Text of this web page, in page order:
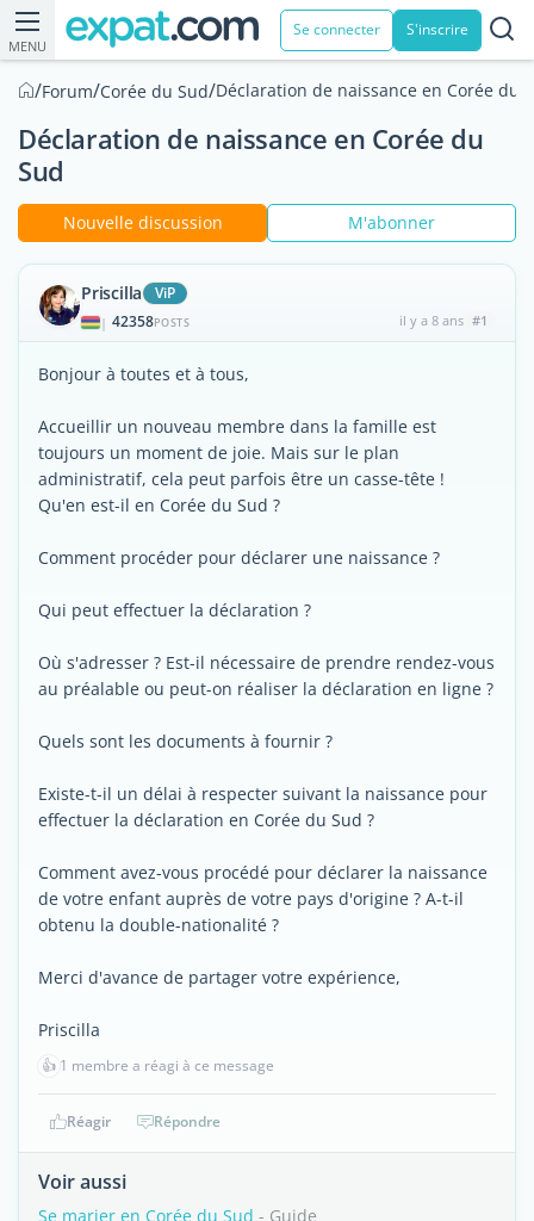
MENU
Se connecter S'inscrire
/Forum/Corée du Sud/Déclaration de naissance en Corée du
Déclaration de naissance en Corée du
Sud
Nouvelle discussion M'abonner
Priscilla ViP
| 42358POSTS il y a 8 ans #1
Bonjour à toutes et à tous,
Accueillir un nouveau membre dans la famille est
toujours un moment de joie. Mais sur le plan
administratif, cela peut parfois être un casse-tête !
Qu'en est-il en Corée du Sud ?
Comment procéder pour déclarer une naissance ?
Qui peut effectuer la déclaration ?
Où s'adresser ? Est-il nécessaire de prendre rendez-vous
au préalable ou peut-on réaliser la déclaration en ligne ?
Quels sont les documents à fournir ?
Existe-t-il un délai à respecter suivant la naissance pour
effectuer la déclaration en Corée du Sud ?
Comment avez-vous procédé pour déclarer la naissance
de votre enfant auprès de votre pays d'origine ? A-t-il
obtenu la double-nationalité ?
Merci d'avance de partager votre expérience,
Priscilla
👍 1 membre a réagi à ce message
Réagir Répondre
Voir aussi
Se marier en Corée du Sud - Guide